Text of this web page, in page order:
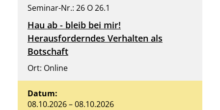
Seminar-Nr.: 26 O 26.1
Hau ab - bleib bei mir!
Herausforderndes Verhalten als
Botschaft
Ort: Online
Datum:
08.10.2026 – 08.10.2026